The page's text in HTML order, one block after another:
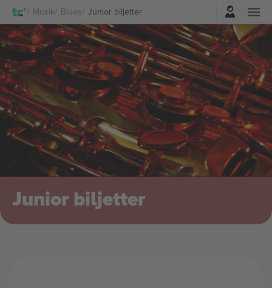
Musik Blues Junior biljetter
Junior biljetter